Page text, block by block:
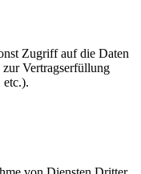
Zugriff auf die Daten
Vertragserfüllung
etc.).